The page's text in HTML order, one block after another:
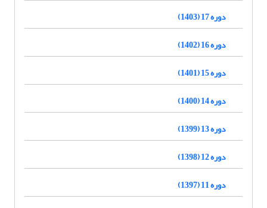
دوره 17 (1403)
دوره 16 (1402)
دوره 15 (1401)
دوره 14 (1400)
دوره 13 (1399)
دوره 12 (1398)
دوره 11 (1397)